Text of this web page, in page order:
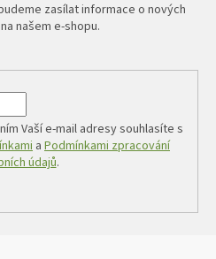
zasílat informace o nových
našem e-shopu.
Vaší e-mail adresy souhlasíte s
a Podmínkami zpracování
údajů.